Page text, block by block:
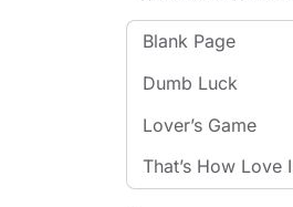
Blank Page
Dumb Luck
Lover’s Game
That’s How Love